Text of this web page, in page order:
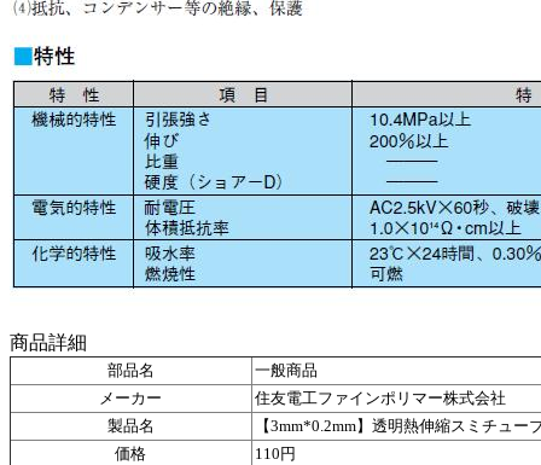
商品詳細
部品名
一般商品
メーカー
住友電工ファインポリマー株式会社
製品名
【3mm*0.2mm】透明熱伸縮スミチュー
価格
110円